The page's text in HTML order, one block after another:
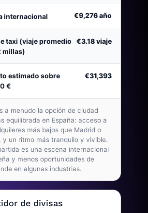
internacional €9,276año
taxi (viaje promedio
millas)
€3.18viaje
estimado sobre
€
€31,393
a menudo la opción de ciudad
equilibrada en España: acceso a
más bajos que Madrid o
y un ritmo más tranquilo y vivible.
es una escena internacional
y menos oportunidades de
en algunas industrias.
de divisas